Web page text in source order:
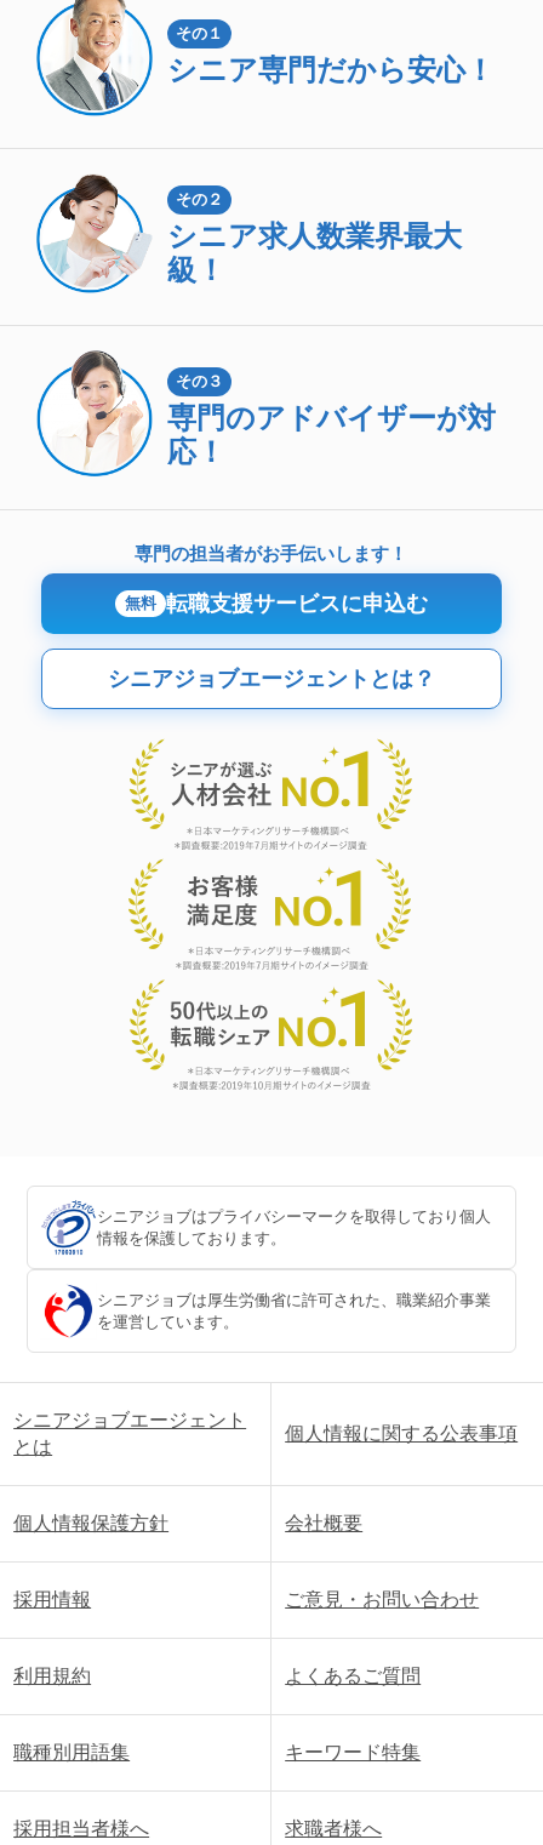
その１
シニア専門だから安心！
その２
シニア求人数業界最大
級！
その３
専門のアドバイザーが対
応！
専門の担当者がお手伝いします！
無料 転職支援サービスに申込む
シニアジョブエージェントとは？
シニアジョブはプライバシーマークを取得しており個人
情報を保護しております。
シニアジョブは厚生労働省に許可された、職業紹介事業
を運営しています。
シニアジョブエージェント
とは
個人情報に関する公表事項
個人情報保護方針 会社概要
採用情報 ご意見・お問い合わせ
利用規約 よくあるご質問
職種別用語集 キーワード特集
採用担当者様へ 求職者様へ